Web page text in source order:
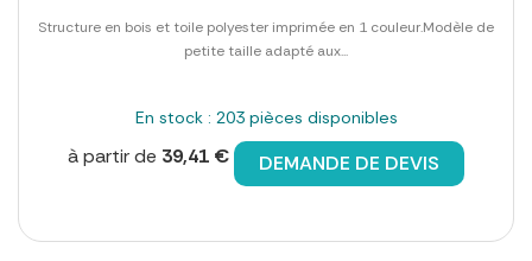
Structure en bois et toile polyester imprimée en 1 couleur.Modèle de
petite taille adapté aux...
En stock : 203 pièces disponibles
à partir de 39,41 € DEMANDE DE DEVIS